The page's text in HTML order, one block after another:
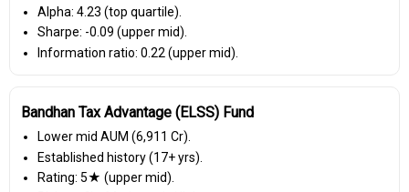
Alpha: 4.23 (top quartile).
Sharpe: -0.09 (upper mid).
Information ratio: 0.22 (upper mid).
Bandhan Tax Advantage (ELSS) Fund
Lower mid AUM (₹6,911 Cr).
Established history (17+ yrs).
Rating: 5★ (upper mid).